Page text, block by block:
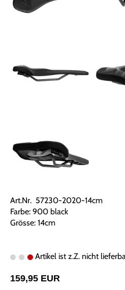
Art.Nr. 57230-2020-14cm
Farbe: 900 black
Grösse: 14cm
Artikel ist z.Z. nicht
159,95 EUR